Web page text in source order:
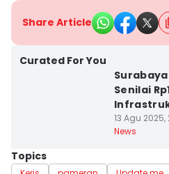
Share Article
Curated For You
Surabaya
Senilai
13 Agu 2025,
News
Topics